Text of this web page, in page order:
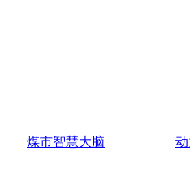
煤市智慧大脑